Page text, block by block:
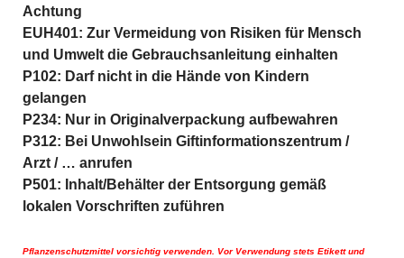
Achtung
EUH401: Zur Vermeidung von Risiken für Mensch
und Umwelt die Gebrauchsanleitung einhalten
P102: Darf nicht in die Hände von Kindern
gelangen
P234: Nur in Originalverpackung aufbewahren
P312: Bei Unwohlsein Giftinformationszentrum /
Arzt / … anrufen
P501: Inhalt/Behälter der Entsorgung gemäß
lokalen Vorschriften zuführen
Pflanzenschutzmittel vorsichtig verwenden. Vor Verwendung stets Etikett und